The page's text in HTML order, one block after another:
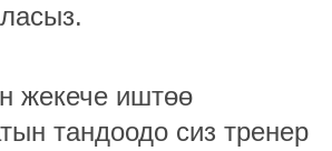
жекече иштөө
тандоодо сиз тренер